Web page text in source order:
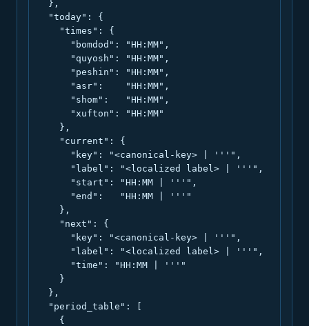
  },
  "today": {
    "times": {
      "bomdod": "HH:MM",
      "quyosh": "HH:MM",
      "peshin": "HH:MM",
      "asr":    "HH:MM",
      "shom":   "HH:MM",
      "xufton": "HH:MM"
    },
    "current": {
      "key": "<canonical-key> | '''",
      "label": "<localized label> | '''",
      "start": "HH:MM | '''",
      "end":   "HH:MM | '''"
    },
    "next": {
      "key": "<canonical-key> | '''",
      "label": "<localized label> | '''",
      "time": "HH:MM | '''"
    }
  },
  "period_table": [
    {